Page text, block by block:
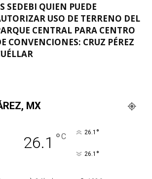
SEDEBI QUIEN PUEDE
USO DE TERRENO DEL
CENTRAL PARA CENTRO
CONVENCIONES: CRUZ PÉREZ
MX
26.1 °C 26.1 °
26.1 °